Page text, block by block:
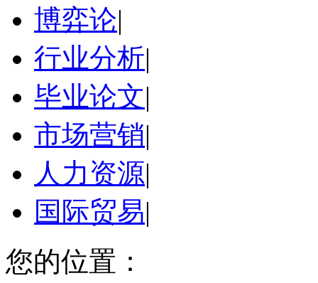
博弈论|
行业分析|
毕业论文|
市场营销|
人力资源|
国际贸易|
您的位置：